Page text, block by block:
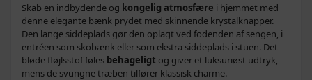
Skab en indbydende og kongelig atmosfære i hjemmet med
denne elegante bænk prydet med skinnende krystalknapper.
Den lange siddeplads gør den oplagt ved fodenden af sengen, i
entréen som skobænk eller som ekstra siddeplads i stuen. Det
bløde fløjlsstof føles behageligt og giver et luksuriøst udtryk,
mens de svungne træben tilfører klassisk charme.